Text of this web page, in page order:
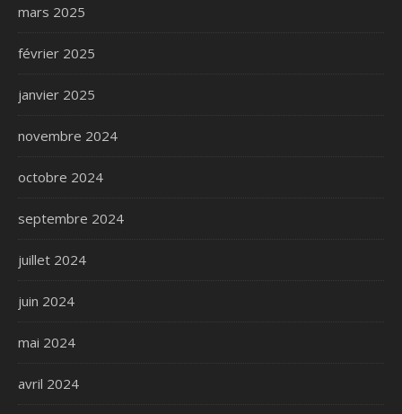
mars 2025
février 2025
janvier 2025
novembre 2024
octobre 2024
septembre 2024
juillet 2024
juin 2024
mai 2024
avril 2024